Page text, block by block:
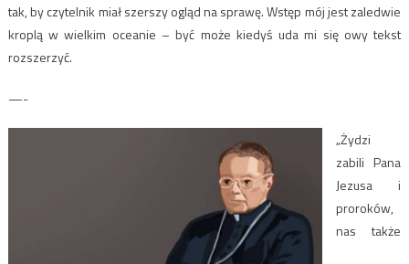
tak, by czytelnik miał szerszy ogląd na sprawę. Wstęp mój jest zaledwie
kroplą w wielkim oceanie – być może kiedyś uda mi się owy tekst
rozszerzyć.
—-
„Żydzi
zabili Pana
Jezusa i
proroków,
nas także